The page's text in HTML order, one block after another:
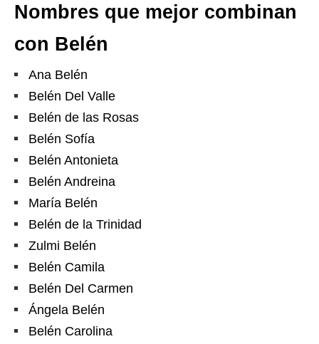
Nombres que mejor combinan
con Belén
Ana Belén
Belén Del Valle
Belén de las Rosas
Belén Sofía
Belén Antonieta
Belén Andreina
María Belén
Belén de la Trinidad
Zulmi Belén
Belén Camila
Belén Del Carmen
Ángela Belén
Belén Carolina